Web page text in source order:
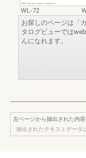
WL-72
お探しのページは「
タログビューでは
んになれます。
左ページから抽出された内容
抽出されたテキストデータ